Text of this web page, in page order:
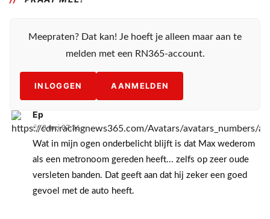
Meepraten? Dat kan! Je hoeft je alleen maar aan te
melden met een RN365-account.
INLOGGEN AANMELDEN
Ep
8 mei 07:56
Wat in mijn ogen onderbelicht blijft is dat Max wederom
als een metronoom gereden heeft... zelfs op zeer oude
versleten banden. Dat geeft aan dat hij zeker een goed
gevoel met de auto heeft.